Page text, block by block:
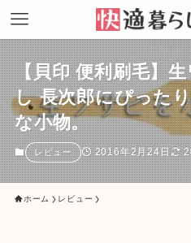
【貝印 便利刷毛】
し 長次郎にぴった
な小物。
レビュー 2016年2月24日
ホーム レビュー